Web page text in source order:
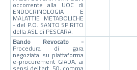
occorrente alla UOC di
ENDOCRINOLOGIA E
MALATTIE METABOLICHE
- del P.O. SANTO SPIRITO
della ASL di PESCARA.
Bando Revocato -
Procedura di gara
negoziata su piattaforma
e-procurement GIADA, ai